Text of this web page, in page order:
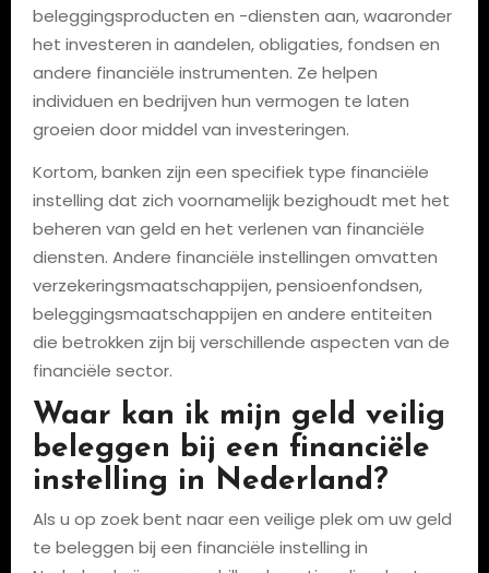
beleggingsproducten en -diensten aan, waaronder
het investeren in aandelen, obligaties, fondsen en
andere financiële instrumenten. Ze helpen
individuen en bedrijven hun vermogen te laten
groeien door middel van investeringen.
Kortom, banken zijn een specifiek type financiële
instelling dat zich voornamelijk bezighoudt met het
beheren van geld en het verlenen van financiële
diensten. Andere financiële instellingen omvatten
verzekeringsmaatschappijen, pensioenfondsen,
beleggingsmaatschappijen en andere entiteiten
die betrokken zijn bij verschillende aspecten van de
financiële sector.
Waar kan ik mijn geld veilig
beleggen bij een financiële
instelling in Nederland?
Als u op zoek bent naar een veilige plek om uw geld
te beleggen bij een financiële instelling in